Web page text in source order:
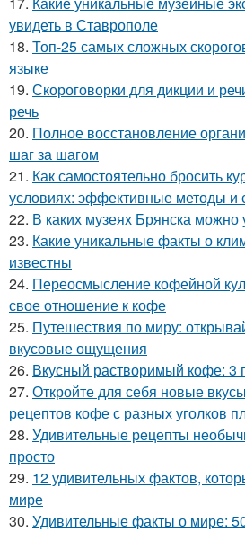
увидеть в Ставрополе
18. Топ-25 самых сложных
языке
19. Скороговорки для дикции и
речь
20. Полное восстановление
шаг за шагом
21. Как самостоятельно бросить
условиях: эффективные методы и
22. В каких музеях Брянска можно
23. Какие уникальные факты о
известны
24. Переосмысление кофейной
свое отношение к кофе
25. Путешествия по миру:
вкусовые ощущения
26. Вкусный растворимый кофе: 3
27. Откройте для себя новые
рецептов кофе с разных уголков
28. Удивительные рецепты
просто
29. 12 удивительных фактов,
мире
30. Удивительные факты о мире: